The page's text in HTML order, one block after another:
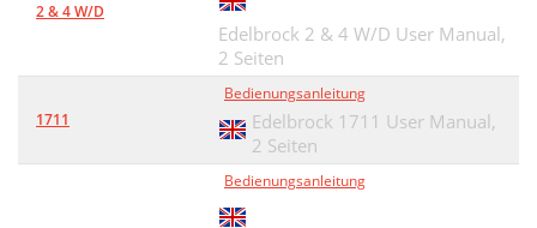
2 & 4 W/D
Edelbrock 2 & 4 W/D User Manual,
2 Seiten
1711
Bedienungsanleitung
Edelbrock 1711 User Manual,
2 Seiten
Bedienungsanleitung